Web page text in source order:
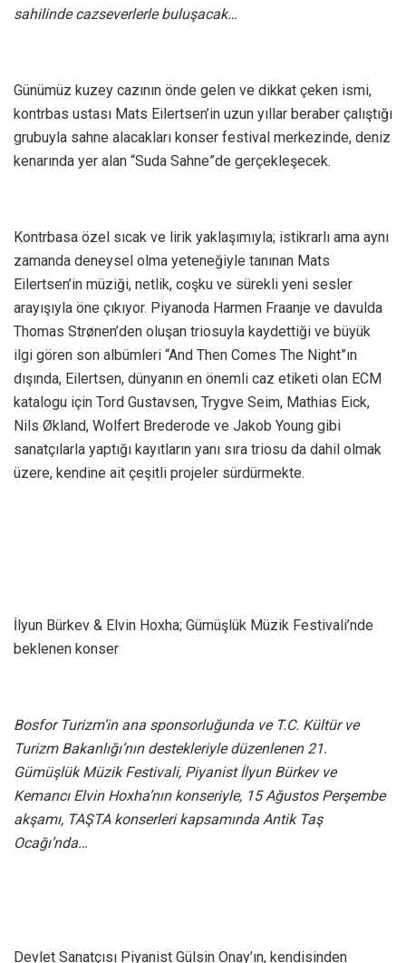
sahilinde cazseverlerle buluşacak…
Günümüz kuzey cazının önde gelen ve dikkat çeken ismi,
kontrbas ustası Mats Eilertsen’in uzun yıllar beraber çalıştığı
grubuyla sahne alacakları konser festival merkezinde, deniz
kenarında yer alan “Suda Sahne”de gerçekleşecek.
Kontrbasa özel sıcak ve lirik yaklaşımıyla; istikrarlı ama aynı
zamanda deneysel olma yeteneğiyle tanınan Mats
Eilertsen’in müziği, netlik, coşku ve sürekli yeni sesler
arayışıyla öne çıkıyor. Piyanoda Harmen Fraanje ve davulda
Thomas Strønen’den oluşan triosuyla kaydettiği ve büyük
ilgi gören son albümleri “And Then Comes The Night”ın
dışında, Eilertsen, dünyanın en önemli caz etiketi olan ECM
katalogu için Tord Gustavsen, Trygve Seim, Mathias Eick,
Nils Økland, Wolfert Brederode ve Jakob Young gibi
sanatçılarla yaptığı kayıtların yanı sıra triosu da dahil olmak
üzere, kendine ait çeşitli projeler sürdürmekte.
İlyun Bürkev & Elvin Hoxha; Gümüşlük Müzik Festivali’nde
beklenen konser
Bosfor Turizm’in ana sponsorluğunda ve T.C. Kültür ve
Turizm Bakanlığı’nın destekleriyle düzenlenen 21.
Gümüşlük Müzik Festivali, Piyanistİlyun Bürkev ve
Kemancı Elvin Hoxha’nın konseriyle, 15 Ağustos Perşembe
akşamı, TAŞTA konserleri kapsamında Antik Taş
Ocağı’nda…
Devlet Sanatçısı Piyanist Gülsin Onay’ın, kendisinden